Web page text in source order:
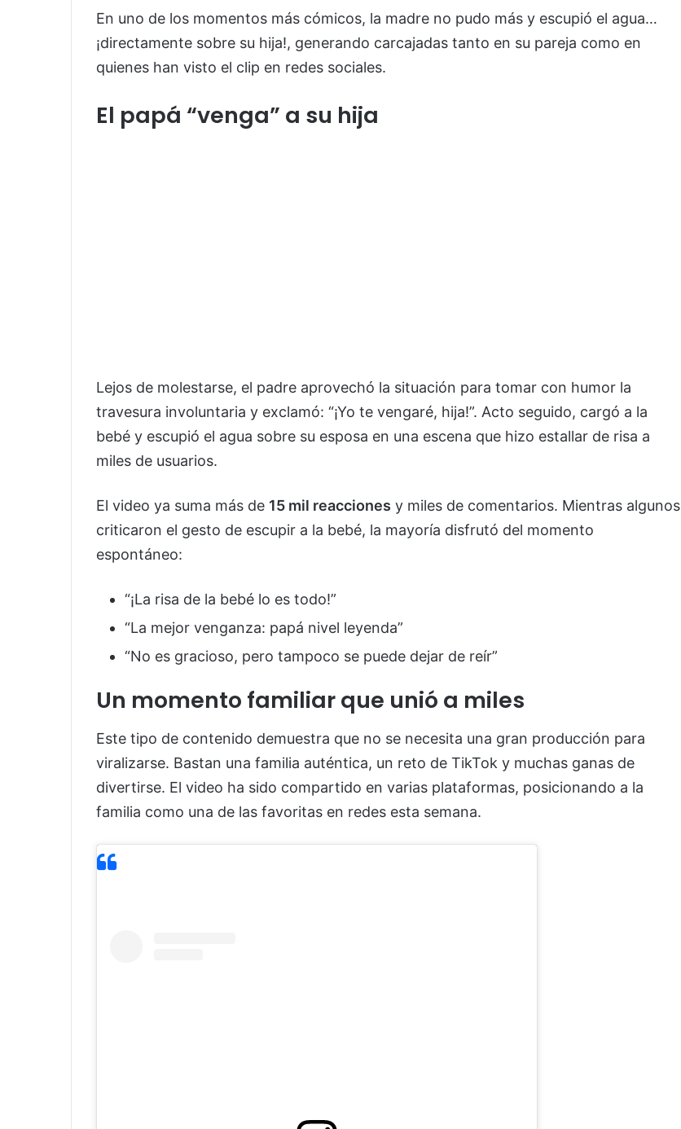
En uno de los momentos más cómicos, la madre no pudo más y escupió el agua…
¡directamente sobre su hija!, generando carcajadas tanto en su pareja como en
quienes han visto el clip en redes sociales.
El papá “venga” a su hija
Lejos de molestarse, el padre aprovechó la situación para tomar con humor la
travesura involuntaria y exclamó: “¡Yo te vengaré, hija!”. Acto seguido, cargó a la
bebé y escupió el agua sobre su esposa en una escena que hizo estallar de risa a
miles de usuarios.
El video ya suma más de 15 mil reacciones y miles de comentarios. Mientras algunos
criticaron el gesto de escupir a la bebé, la mayoría disfrutó del momento
espontáneo:
“¡La risa de la bebé lo es todo!”
“La mejor venganza: papá nivel leyenda”
“No es gracioso, pero tampoco se puede dejar de reír”
Un momento familiar que unió a miles
Este tipo de contenido demuestra que no se necesita una gran producción para
viralizarse. Bastan una familia auténtica, un reto de TikTok y muchas ganas de
divertirse. El video ha sido compartido en varias plataformas, posicionando a la
familia como una de las favoritas en redes esta semana.